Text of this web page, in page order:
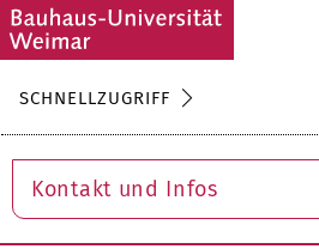
SCHNELLZUGRIFF
Kontakt und Infos